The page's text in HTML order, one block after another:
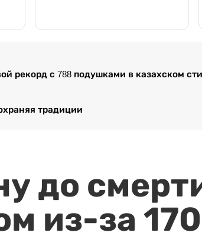
рекорд с 788 подушками в казахском
традиции
до
из-за